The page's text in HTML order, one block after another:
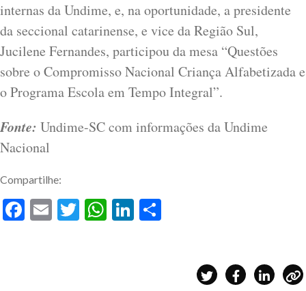
internas da Undime, e, na oportunidade, a presidente
da seccional catarinense, e vice da Região Sul,
Jucilene Fernandes, participou da mesa “Questões
sobre o Compromisso Nacional Criança Alfabetizada e
o Programa Escola em Tempo Integral”.
Fonte: Undime-SC com informações da Undime
Nacional
Compartilhe:
Facebook
EmailTwitterWhatsApp
LinkedIn